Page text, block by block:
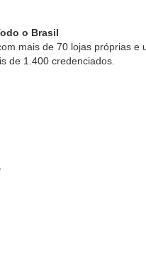
o Brasil
mais de 70 lojas próprias e
de 1.400 credenciados.